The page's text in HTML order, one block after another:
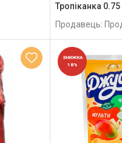
Тропіканка
Продавець:
ЗНИЖКА
18%